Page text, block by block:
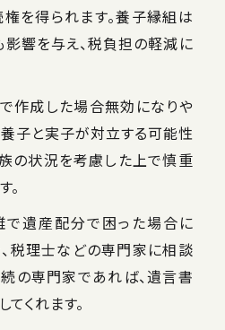
を得られます。養子縁組は
響を与え、税負担の軽減に
作成した場合無効になりや
養子と実子が対立する可能性
の状況を考慮した上で慎重
。
で遺産配分で困った場合に
税理士などの専門家に相談
続の専門家であれば、遺言書
くれます。